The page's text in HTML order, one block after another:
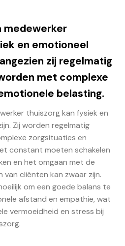
medewerker
en emotioneel
zij regelmatig
met complexe
belasting.
thuiszorg kan fysiek en
Zij worden regelmatig
zorgsituaties en
constant moeten schakelen
en het omgaan met de
cliënten kan zwaar zijn.
om een goede balans te
afstand en empathie, wat
vermoeidheid en stress bij